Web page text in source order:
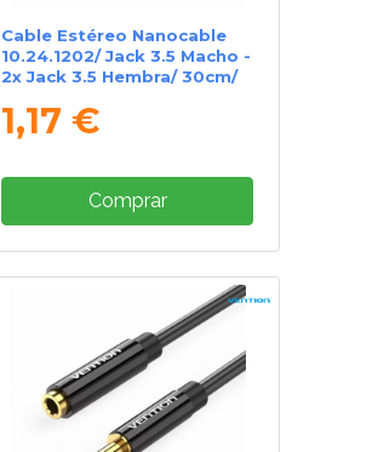
Cable Estéreo Nanocable
10.24.1202/ Jack 3.5 Macho -
2x Jack 3.5 Hembra/ 30cm/
1,17 €
Comprar